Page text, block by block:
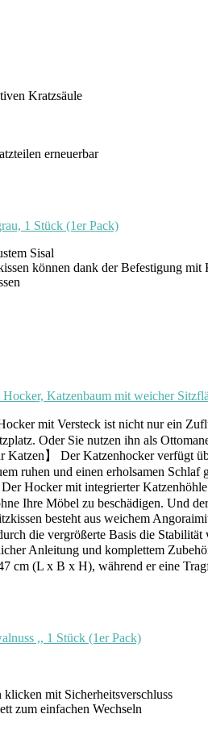
Kratzsäule
erneuerbar
1 Stück (1er Pack)
Sisal
können dank der Befestigung
Katzenbaum mit weicher
mit Versteck ist nicht nur ein
Oder Sie nutzen ihn als
Katzen】 Der Katzenhocker verfügt
ruhen und einen erholsamen
Hocker mit integrierter
Ihre Möbel zu beschädigen. Und
besteht aus weichem
die vergrößerte Basis die Stabilität
Anleitung und komplettem
cm (L x B x H), während er eine
,, 1 Stück (1er Pack)
mit Sicherheitsverschluss
zum einfachen Wechseln